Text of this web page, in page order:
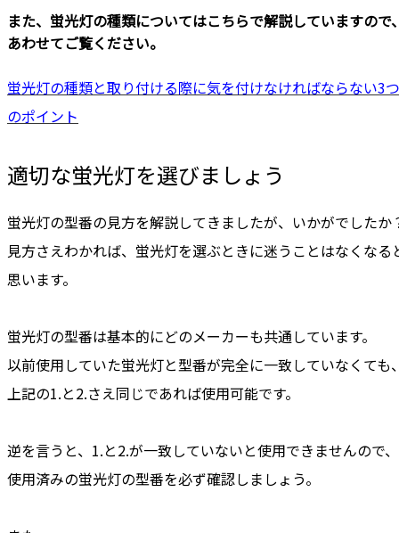
また、蛍光灯の種類についてはこちらで解説していますので
あわせてご覧ください。
蛍光灯の種類と取り付ける際に気を付けなければならない3つ
のポイント
適切な蛍光灯を選びましょう
蛍光灯の型番の見方を解説してきましたが、いかがでしたか
見方さえわかれば、蛍光灯を選ぶときに迷うことはなくなる
思います。
蛍光灯の型番は基本的にどのメーカーも共通しています。
以前使用していた蛍光灯と型番が完全に一致していなくても
上記の1.と2.さえ同じであれば使用可能です。
逆を言うと、1.と2.が一致していないと使用できませんので、
使用済みの蛍光灯の型番を必ず確認しましょう。